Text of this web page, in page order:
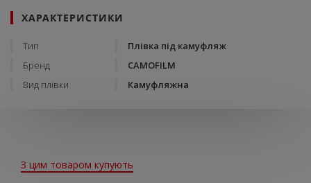
ХАРАКТЕРИСТИКИ
Тип
Плівка під камуфляж
Бренд
CAMOFILM
Вид плівки
Камуфляжна
З цим товаром купують